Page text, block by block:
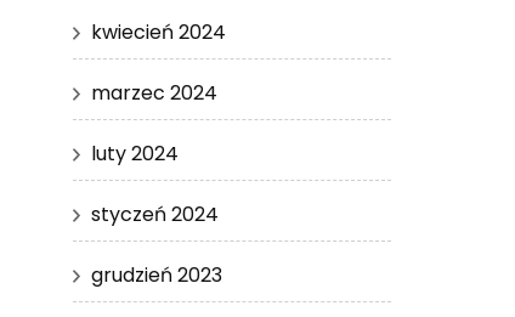
kwiecień 2024
marzec 2024
luty 2024
styczeń 2024
grudzień 2023